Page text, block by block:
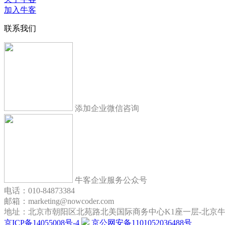
加入牛客
联系我们
添加企业微信咨询
牛客企业服务公众号
电话：010-84873384
邮箱：marketing@nowcoder.com
地址：北京市朝阳区北苑路北美国际商务中心K1座一层-北京
京ICP备14055008号-4
京公网安备1101052036488号